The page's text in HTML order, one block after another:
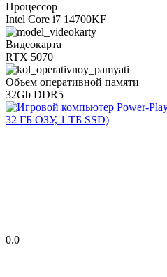
Процессор
Intel Core i7 14700KF
Видеокарта
RTX 5070
Объем оперативной памяти
32Gb DDR5
0.0